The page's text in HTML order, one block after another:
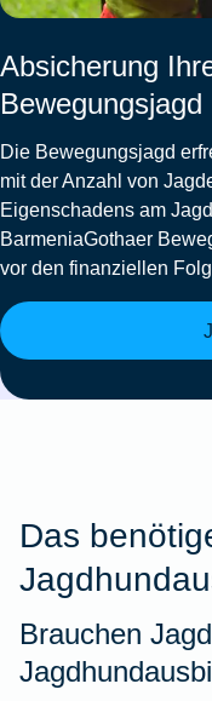
Absicherung
Bewegungsjagd
Die Bewegungsjagd
mit der Anzahl von
Eigenschadens am
BarmeniaGothaer
vor den finanziellen
Das
Brauchen